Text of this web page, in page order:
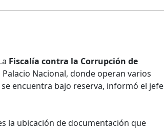
Fiscalía contra la Corrupción de
Nacional, donde operan varios
encuentra bajo reserva, informó el jefe
la ubicación de documentación que